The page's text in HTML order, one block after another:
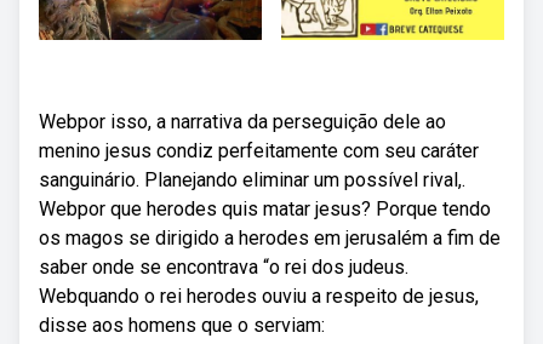
Webpor isso, a narrativa da perseguição dele ao
menino jesus condiz perfeitamente com seu caráter
sanguinário. Planejando eliminar um possível rival,.
Webpor que herodes quis matar jesus? Porque tendo
os magos se dirigido a herodes em jerusalém a fim de
saber onde se encontrava “o rei dos judeus.
Webquando o rei herodes ouviu a respeito de jesus,
disse aos homens que o serviam: